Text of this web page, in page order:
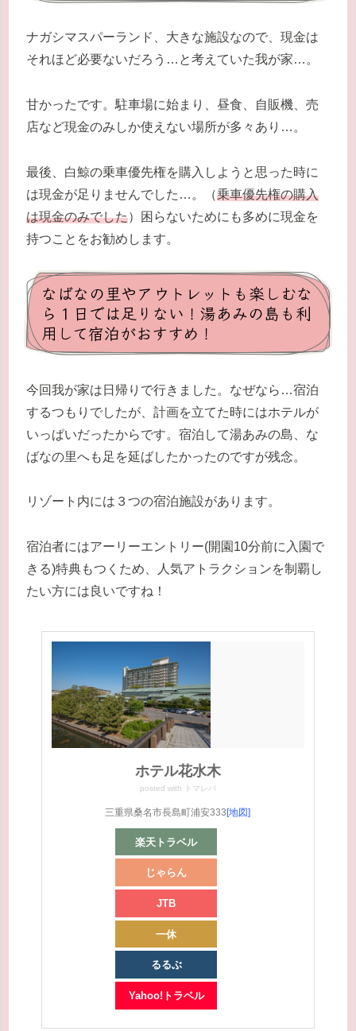
ナガシマスパーランド、大きな施設なので、現金は
それほど必要ないだろう…と考えていた我が家…。
甘かったです。駐車場に始まり、昼食、自販機、売
店など現金のみしか使えない場所が多々あり…。
最後、白鯨の乗車優先権を購入しようと思った時に
は現金が足りませんでした…。（乗車優先権の購入
は現金のみでした）困らないためにも多めに現金を
持つことをお勧めします。
なばなの里やアウトレットも楽しむな
ら１日では足りない！湯あみの島も利
用して宿泊がおすすめ！
今回我が家は日帰りで行きました。なぜなら…宿泊
するつもりでしたが、計画を立てた時にはホテルが
いっぱいだったからです。宿泊して湯あみの島、な
ばなの里へも足を延ばしたかったのですが残念。
リゾート内には３つの宿泊施設があります。
宿泊者にはアーリーエントリー(開園10分前に入園で
きる)特典もつくため、人気アトラクションを制覇し
たい方には良いですね！
ホテル花水木
posted with トマレバ
三重県桑名市長島町浦安333[地図]
楽天トラベル
じゃらん
JTB
一休
るるぶ
Yahoo!トラベル